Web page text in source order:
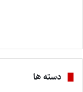
دسته ها